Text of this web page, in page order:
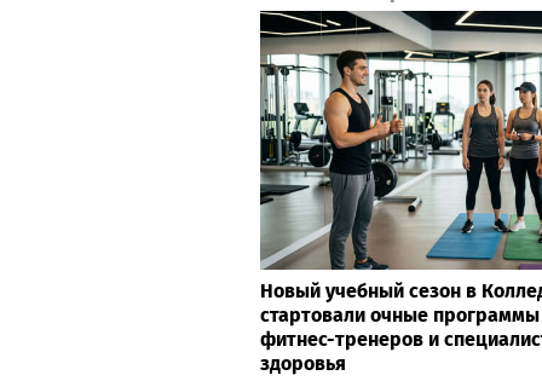
Новый учебный сезон в
стартовали очные программы
фитнес-тренеров и
здоровья